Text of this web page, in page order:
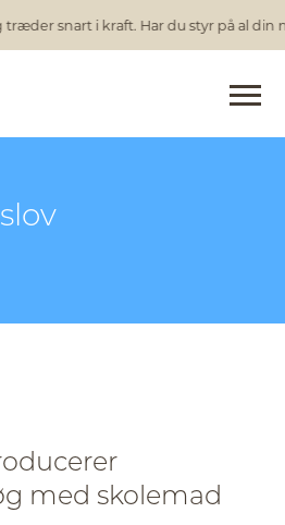
snart i kraft. Har du styr på al din
med skolemad